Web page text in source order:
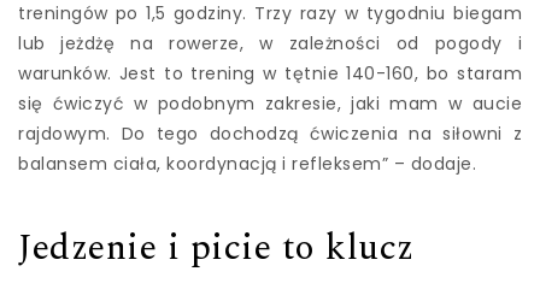
treningów po 1,5 godziny. Trzy razy w tygodniu biegam
lub jeżdżę na rowerze, w zależności od pogody i
warunków. Jest to trening w tętnie 140-160, bo staram
się ćwiczyć w podobnym zakresie, jaki mam w aucie
rajdowym. Do tego dochodzą ćwiczenia na siłowni z
balansem ciała, koordynacją i refleksem” – dodaje.
Jedzenie i picie to klucz